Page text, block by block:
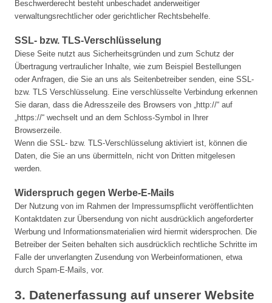
Beschwerderecht besteht unbeschadet anderweitiger
verwaltungsrechtlicher oder gerichtlicher Rechtsbehelfe.
SSL- bzw. TLS-Verschlüsselung
Diese Seite nutzt aus Sicherheitsgründen und zum Schutz der
Übertragung vertraulicher Inhalte, wie zum Beispiel Bestellungen
oder Anfragen, die Sie an uns als Seitenbetreiber senden, eine SSL-
bzw. TLS Verschlüsselung. Eine verschlüsselte Verbindung erkennen
Sie daran, dass die Adresszeile des Browsers von „http://“ auf
„https://“ wechselt und an dem Schloss-Symbol in Ihrer
Browserzeile.
Wenn die SSL- bzw. TLS-Verschlüsselung aktiviert ist, können die
Daten, die Sie an uns übermitteln, nicht von Dritten mitgelesen
werden.
Widerspruch gegen Werbe-E-Mails
Der Nutzung von im Rahmen der Impressumspflicht veröffentlichten
Kontaktdaten zur Übersendung von nicht ausdrücklich angeforderter
Werbung und Informationsmaterialien wird hiermit widersprochen. Die
Betreiber der Seiten behalten sich ausdrücklich rechtliche Schritte im
Falle der unverlangten Zusendung von Werbeinformationen, etwa
durch Spam-E-Mails, vor.
3. Datenerfassung auf unserer Website